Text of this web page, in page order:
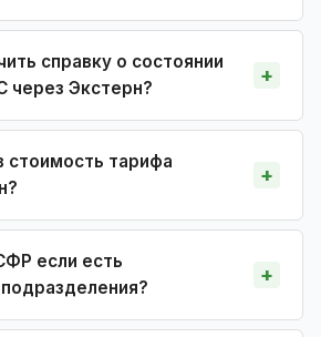
справку о состоянии
через Экстерн?
стоимость тарифа
если есть